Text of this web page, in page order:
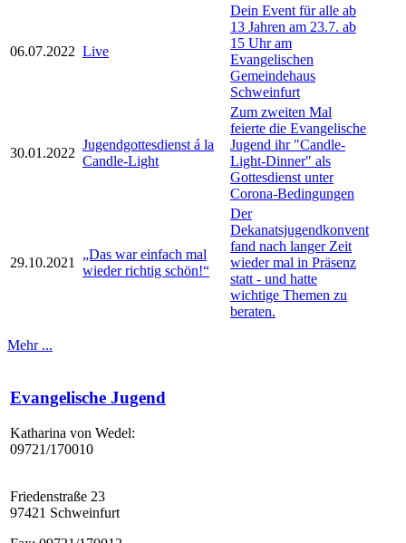
06.07.2022 Live
Dein Event für alle ab
13 Jahren am 23.7. ab
15 Uhr am
Evangelischen
Gemeindehaus
Schweinfurt
30.01.2022
Jugendgottesdienst á la
Candle-Light
Zum zweiten Mal
feierte die Evangelische
Jugend ihr "Candle-
Light-Dinner" als
Gottesdienst unter
Corona-Bedingungen
29.10.2021
„Das war einfach mal
wieder richtig schön!“
Der
Dekanatsjugendkonvent
fand nach langer Zeit
wieder mal in Präsenz
statt - und hatte
wichtige Themen zu
beraten.
Mehr ...
Evangelische Jugend
Katharina von Wedel:
09721/170010
Friedenstraße 23
97421 Schweinfurt